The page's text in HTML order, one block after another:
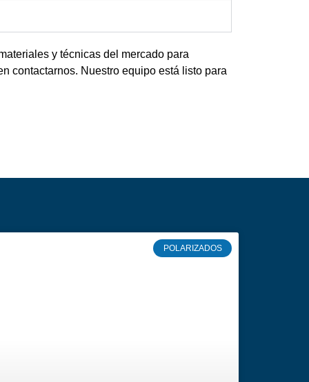
y técnicas del mercado para
contactarnos. Nuestro equipo está listo para
POLARIZADOS